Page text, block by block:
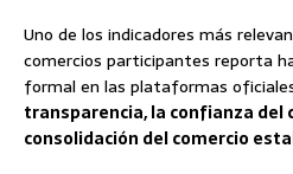
Uno de los indicadores más
comercios participantes reporta
formal en las plataformas
transparencia, la confianza del
consolidación del comercio